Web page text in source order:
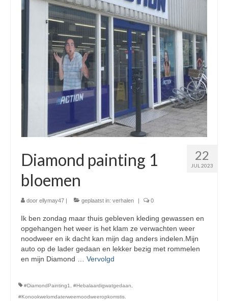
22
JUL 2023
Diamond painting 1
bloemen
door ellymay47 | geplaatst in: verhalen | 0
Ik ben zondag maar thuis gebleven kleding gewassen en
opgehangen het weer is het klam ze verwachten weer
noodweer en ik dacht kan mijn dag anders indelen.Mijn
auto op de lader gedaan en lekker bezig met rommelen
en mijn Diamond … Vervolgd
#DiamondPainting1 #Hebalaardigwatgedaan
#Konookwelomdaterweernoodweeropkomstis.